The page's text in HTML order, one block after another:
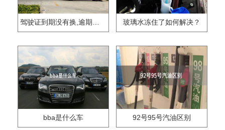
驾驶证到期没有换,逾期怎么办?? 玻璃水冻住了如何解决？
bba是什么车 92号95号汽油区别